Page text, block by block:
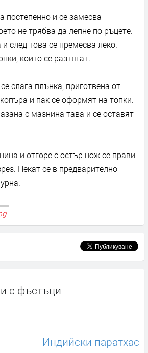
постепенно и се замесва
не трябва да лепне по ръцете.
след това се премесва леко.
които се разтягат.
слага плънка, приготвена от
и пак се оформят на топки.
с мазнина тава и се оставят
и отгоре с остър нож се прави
Пекат се в предварително
с фъстъци
Индийски паратхас